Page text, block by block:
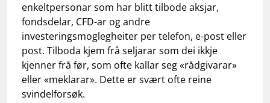
enkeltpersonar som har blitt tilbode aksjar,
fondsdelar, CFD-ar og andre
investeringsmoglegheiter per telefon, e-post eller
post. Tilboda kjem frå seljarar som dei ikkje
kjenner frå før, som ofte kallar seg «rådgivarar»
eller «meklarar». Dette er svært ofte reine
svindelforsøk.